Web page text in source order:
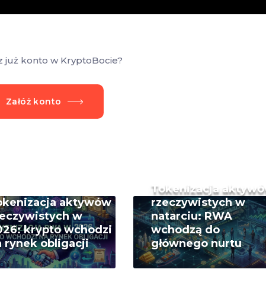
już konto w KryptoBocie?
Załóż konto
aktywów
w
krypto wchodzi
rynek obligacji
Tokenizacja
rzeczywistych w
natarciu: RWA
wchodzą do
głównego nurtu